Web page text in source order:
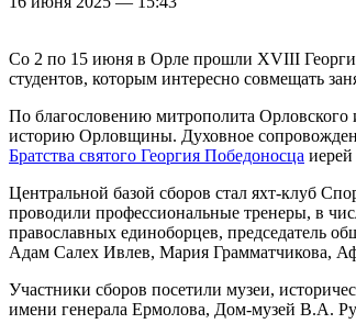
Со 2 по 15 июня в Орле прошли XVIII
студентов, которым интересно совмещать
По благословению митрополита Орловского
историю Орловщины. Духовное
Братства святого Георгия Победоносца
Центральной базой сборов стал яхт-клуб
проводили профессиональные тренеры, в
православных единоборцев, председатель
Адам Салех Ивлев, Мария Грамматчикова,
Участники сборов посетили музеи,
имени генерала Ермолова, Дом-музей В.А.